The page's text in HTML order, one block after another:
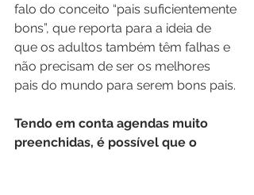
falo do conceito “pais suficientemente
bons”, que reporta para a ideia de
que os adultos também têm falhas e
não precisam de ser os melhores
pais do mundo para serem bons pais.
Tendo em conta agendas muito
preenchidas, é possível que o